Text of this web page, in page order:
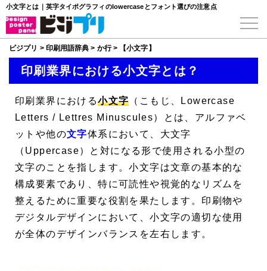
小文字とは｜英字タイポグラフィのlowercaseとフォント選びの注意点
ビジプリ > 印刷用語辞典 > か行> 【小文字】
印刷業界における小文字とは？
印刷業界における小文字 （こもじ、
Lowercase
Letters / Lettres Minuscules）とは、アルファベ
ットや他の文字体系において、大文字
（Uppercase）と対になる形で使用される小型の
文字のことを指します。小文字は文章の基本的な
構成要素であり、特に可読性や視覚的なリズムを
整えるために重要な役割を果たします。印刷物や
デジタルデザインにおいて、小文字の適切な使用
が全体のデザインバランスを左右します。